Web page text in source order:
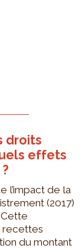
droits
effets
l’impact de la
(2017)
recettes
du montant